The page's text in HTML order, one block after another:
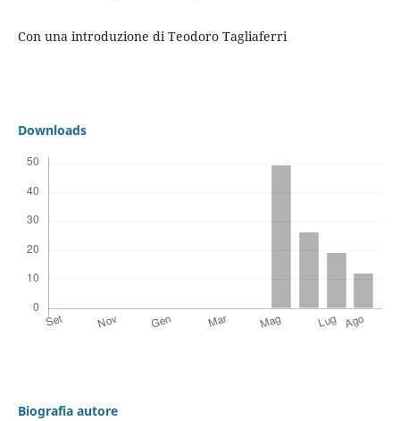
Con una introduzione di Teodoro Tagliaferri
Downloads
Biografia autore